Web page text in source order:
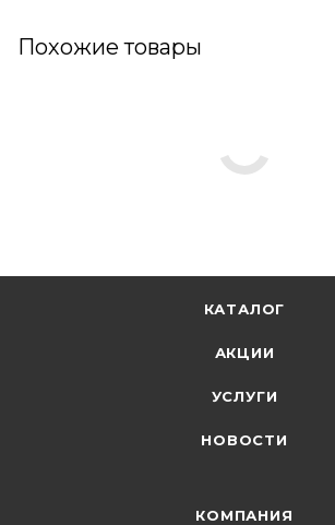
Похожие товары
КАТАЛОГ
АКЦИИ
УСЛУГИ
НОВОСТИ
КОМПАНИЯ